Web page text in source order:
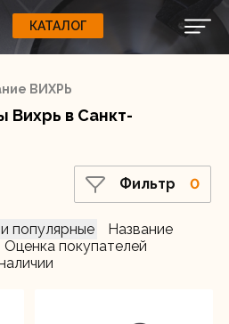
КАТАЛОГ
КАТАЛОГ
Свернуть
ВИХРЬ
Вихрь в Санкт-
Фильтр 0
популярные
Название
Оценка покупателей
в наличии
Да
1500
1800